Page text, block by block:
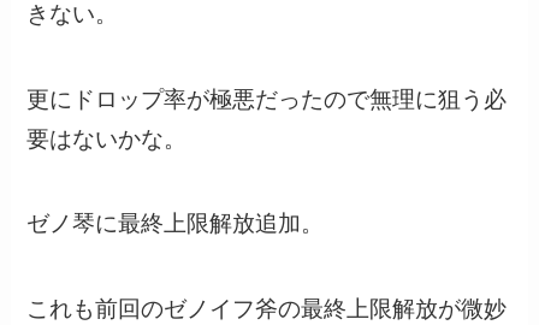
きない。
更にドロップ率が極悪だったので無理に狙う必
要はないかな。
ゼノ琴に最終上限解放追加。
これも前回のゼノイフ斧の最終上限解放が微妙